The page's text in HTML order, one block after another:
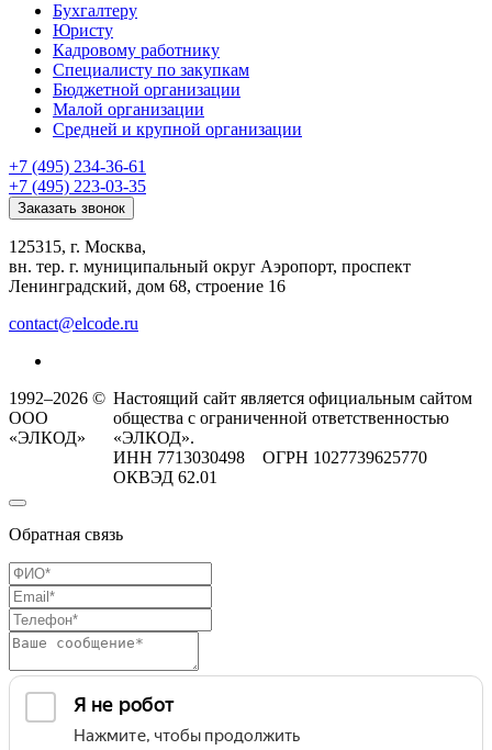
Бухгалтеру
Юристу
Кадровому работнику
Специалисту по закупкам
Бюджетной организации
Малой организации
Средней и крупной организации
+7 (495) 234-36-61
+7 (495) 223-03-35
Заказать звонок
125315, г. Москва,
вн. тер. г. муниципальный округ Аэропорт, проспект
Ленинградский, дом 68, строение 16
contact@elcode.ru
1992–2026 ©
ООО
«ЭЛКОД»
Настоящий сайт является официальным сайтом
общества с ограниченной ответственностью
«ЭЛКОД».
ИНН 7713030498 ОГРН 1027739625770
ОКВЭД 62.01
Обратная связь